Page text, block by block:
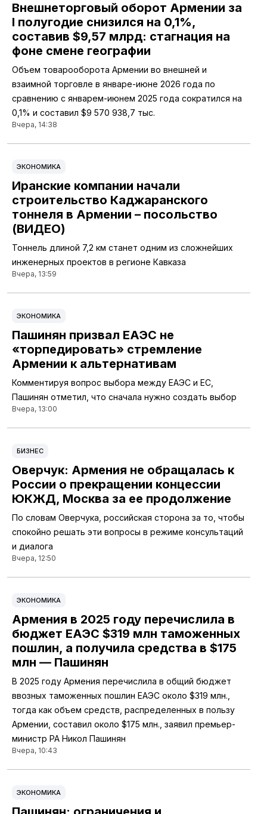
Внешнеторговый оборот Армении за
I полугодие снизился на 0,1%,
составив $9,57 млрд: стагнация на
фоне смене географии
Объем товарооборота Армении во внешней и
взаимной торговле в январе-июне 2026 года по
сравнению с январем-июнем 2025 года сократился на
0,1% и составил $9 570 938,7 тыс.
Вчера, 14:38
ЭКОНОМИКА
Иранские компании начали
строительство Каджаранского
тоннеля в Армении – посольство
(ВИДЕО)
Тоннель длиной 7,2 км станет одним из сложнейших
инженерных проектов в регионе Кавказа
Вчера, 13:59
ЭКОНОМИКА
Пашинян призвал ЕАЭС не
«торпедировать» стремление
Армении к альтернативам
Комментируя вопрос выбора между ЕАЭС и ЕС,
Пашинян отметил, что сначала нужно создать выбор
Вчера, 13:00
БИЗНЕС
Оверчук: Армения не обращалась к
России о прекращении концессии
ЮКЖД, Москва за ее продолжение
По словам Оверчука, российская сторона за то, чтобы
спокойно решать эти вопросы в режиме консультаций
и диалога
Вчера, 12:50
ЭКОНОМИКА
Армения в 2025 году перечислила в
бюджет ЕАЭС $319 млн таможенных
пошлин, а получила средства в $175
млн — Пашинян
В 2025 году Армения перечислила в общий бюджет
ввозных таможенных пошлин ЕАЭС около $319 млн.,
тогда как объем средств, распределенных в пользу
Армении, составил около $175 млн., заявил премьер-
министр РА Никол Пашинян
Вчера, 10:43
ЭКОНОМИКА